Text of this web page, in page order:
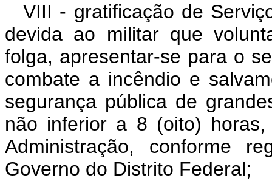
VIII - gratificação de
devida ao militar que
folga, apresentar-se para o
combate a incêndio e
segurança pública de
não inferior a 8 (oito)
Administração, conforme
Governo do Distrito Federal;